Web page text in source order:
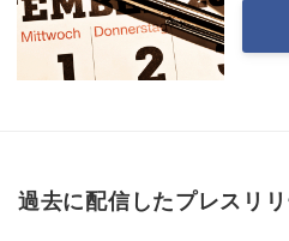
過去に配信したプレスリ